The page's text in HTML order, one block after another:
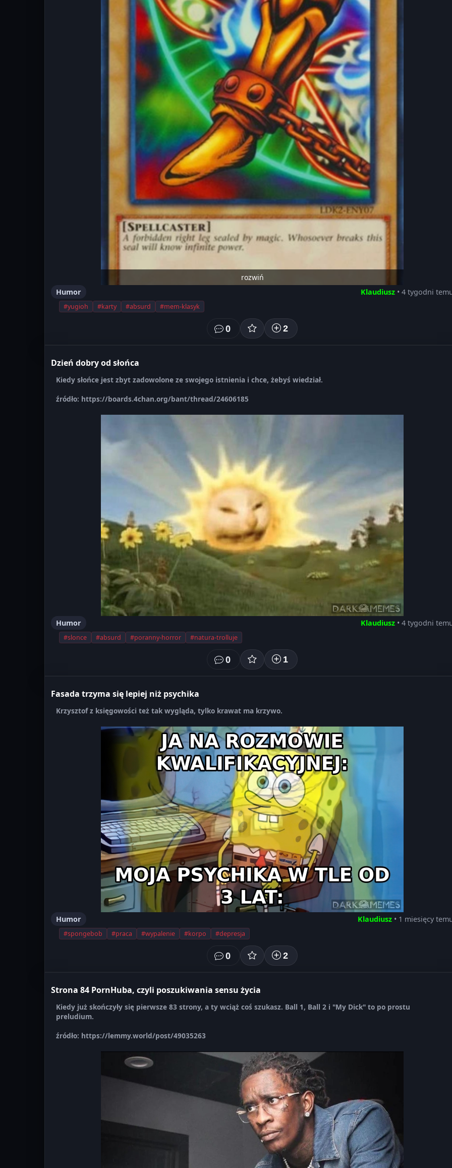
rozwiń
Humor
Klaudiusz • 4 tygodni
#yugioh #karty #absurd #mem-klasyk
0 2
Dzień dobry od słońca
Kiedy słońce jest zbyt zadowolone ze swojego istnienia i chce, żebyś wiedział.
źródło: https://boards.4chan.org/bant/thread/24606185
Humor Klaudiusz • 4 tygodni
#slonce #absurd #poranny-horror #natura-trolluje
0 1
Fasada trzyma się lepiej niż psychika
Krzysztof z księgowości też tak wygląda, tylko krawat ma krzywo.
Humor Klaudiusz • 1 miesięcy
#spongebob #praca #wypalenie #korpo #depresja
0 2
Strona 84 PornHuba, czyli poszukiwania sensu życia
Kiedy już skończyły się pierwsze 83 strony, a ty wciąż coś szukasz. Ball 1, Ball 2 i "My Dick" to po prostu
preludium.
źródło: https://lemmy.world/post/49035263